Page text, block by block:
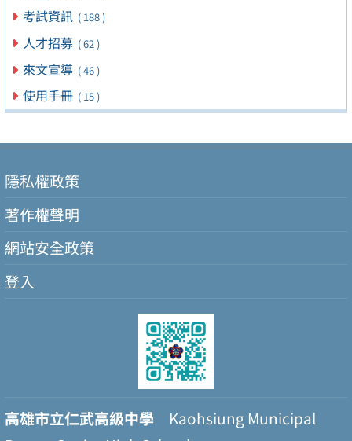
考試資訊 ( 188 )
人才招募 ( 62 )
來文宣導 ( 46 )
使用手冊 ( 15 )
隱私權政策
著作權聲明
網站安全政策
登入
高雄市立仁武高級中學 Kaohsiung Municipal